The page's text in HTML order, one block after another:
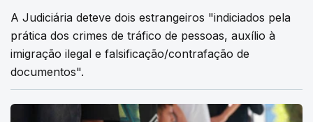
A Judiciária deteve dois estrangeiros "indiciados pela
prática dos crimes de tráfico de pessoas, auxílio à
imigração ilegal e falsificação/contrafação de
documentos".